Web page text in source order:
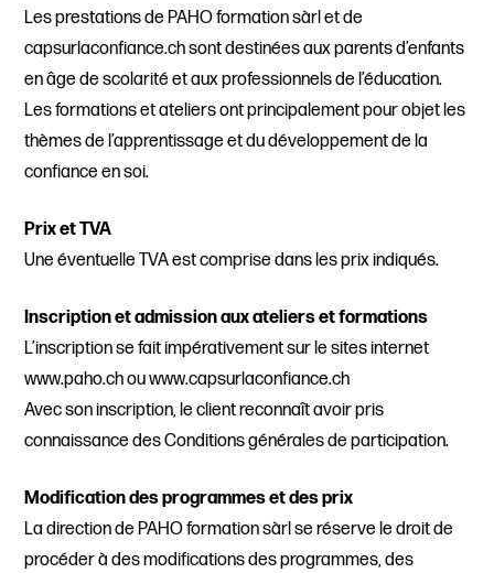
Les prestations de PAHO formation sàrl et de
capsurlaconfiance.ch sont destinées aux parents d’enfants
en âge de scolarité et aux professionnels de l’éducation.
Les formations et ateliers ont principalement pour objet les
thèmes de l’apprentissage et du développement de la
confiance en soi.
Prix et TVA
Une éventuelle TVA est comprise dans les prix indiqués.
Inscription et admission aux ateliers et formations
L’inscription se fait impérativement sur le sites internet
www.paho.ch ou www.capsurlaconfiance.ch
Avec son inscription, le client reconnaît avoir pris
connaissance des Conditions générales de participation.
Modification des programmes et des prix
La direction de PAHO formation sàrl se réserve le droit de
procéder à des modifications des programmes, des